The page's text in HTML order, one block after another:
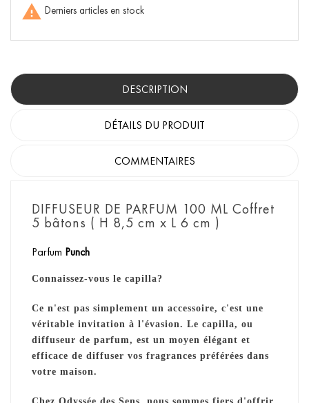
 Derniers articles en stock
DESCRIPTION
DÉTAILS DU PRODUIT
COMMENTAIRES
DIFFUSEUR DE PARFUM 100 ML Coffret
5 bâtons ( H 8,5 cm x L 6 cm )
Parfum Punch
Connaissez-vous le capilla?
Ce n'est pas simplement un accessoire, c'est une
véritable invitation à l'évasion. Le capilla, ou
diffuseur de parfum, est un moyen élégant et
efficace de diffuser vos fragrances préférées dans
votre maison.